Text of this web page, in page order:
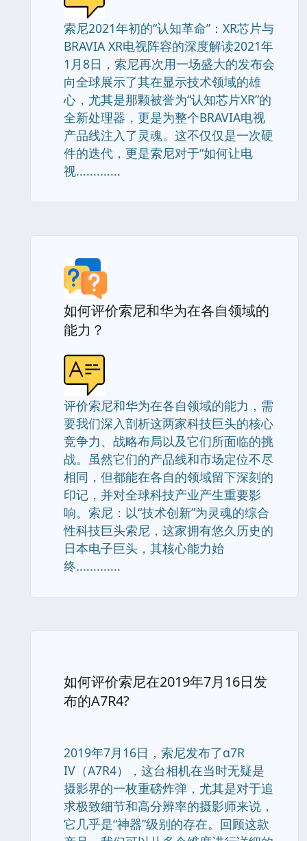
索尼2021年初的“认知革命”：XR芯片与
BRAVIA XR电视阵容的深度解读2021年
1月8日，索尼再次用一场盛大的发布会
向全球展示了其在显示技术领域的雄
心，尤其是那颗被誉为“认知芯片XR”的
全新处理器，更是为整个BRAVIA电视
产品线注入了灵魂。这不仅仅是一次硬
件的迭代，更是索尼对于“如何让电
视.............
如何评价索尼和华为在各自领域的
能力？
评价索尼和华为在各自领域的能力，需
要我们深入剖析这两家科技巨头的核心
竞争力、战略布局以及它们所面临的挑
战。虽然它们的产品线和市场定位不尽
相同，但都能在各自的领域留下深刻的
印记，并对全球科技产业产生重要影
响。索尼：以“技术创新”为灵魂的综合
性科技巨头索尼，这家拥有悠久历史的
日本电子巨头，其核心能力始
终.............
如何评价索尼在2019年7月16日发
布的A7R4?
2019年7月16日，索尼发布了α7R
IV（A7R4），这台相机在当时无疑是
摄影界的一枚重磅炸弹，尤其是对于追
求极致细节和高分辨率的摄影师来说，
它几乎是“神器”级别的存在。回顾这款